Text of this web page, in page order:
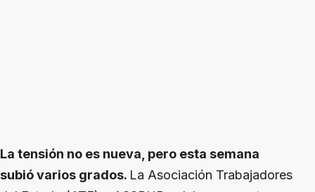
La tensión no es nueva, pero esta semana
subió varios grados. La Asociación Trabajadores